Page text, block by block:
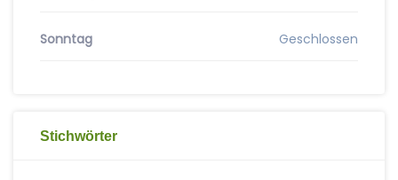
Sonntag Geschlossen
Stichwörter